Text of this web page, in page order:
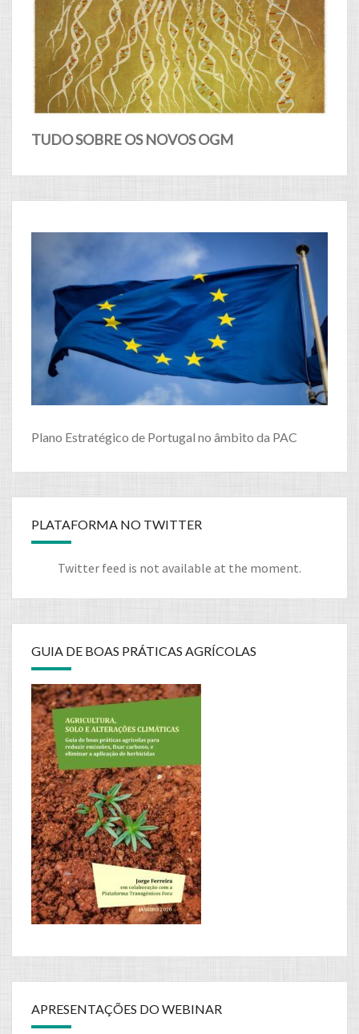
TUDO SOBRE OS NOVOS OGM
Plano Estratégico de Portugal no âmbito da PAC
PLATAFORMA NO TWITTER
Twitter feed is not available at the moment.
GUIA DE BOAS PRÁTICAS AGRÍCOLAS
APRESENTAÇÕES DO WEBINAR